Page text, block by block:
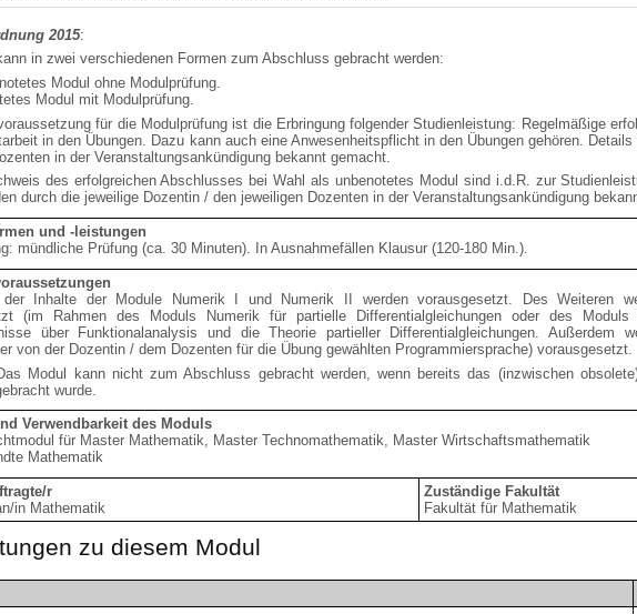
2015:
in zwei verschiedenen Formen zum Abschluss gebracht werden:
Modul ohne Modulprüfung.
Modul mit Modulprüfung.
für die Modulprüfung ist die Erbringung folgender Studienleistung: Regelmäßige
in den Übungen. Dazu kann auch eine Anwesenheitspflicht in den Übungen gehören.
in der Veranstaltungsankündigung bekannt gemacht.
des erfolgreichen Abschlusses bei Wahl als unbenotetes Modul sind i.d.R. zur
durch die jeweilige Dozentin / den jeweiligen Dozenten in der Veranstaltungsankündigung
und -leistungen
mündliche Prüfung (ca. 30 Minuten). In Ausnahmefällen Klausur (120-180 Min.).
der Inhalte der Module Numerik I und Numerik II werden vorausgesetzt. Des Weiteren
(im Rahmen des Moduls Numerik für partielle Differentialgleichungen oder des
über Funktionalanalysis und die Theorie partieller Differentialgleichungen. Außerdem
von der Dozentin / dem Dozenten für die Übung gewählten Programmiersprache) vorausgesetzt.
Modul kann nicht zum Abschluss gebracht werden, wenn bereits das (inzwischen
wurde.
Verwendbarkeit des Moduls
für Master Mathematik, Master Technomathematik, Master Wirtschaftsmathematik
Mathematik
r
in Mathematik
Zuständige Fakultät
Fakultät für Mathematik
zu diesem Modul